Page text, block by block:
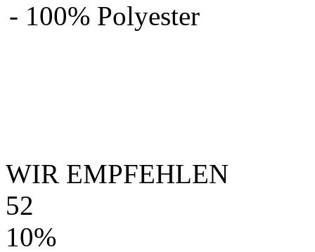
- 100% Polyester
WIR EMPFEHLEN
52
10%